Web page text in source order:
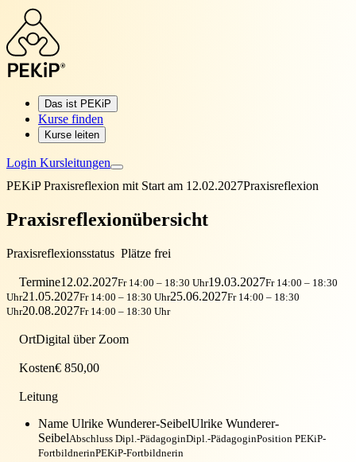
Das ist PEKiP
Kurse finden
Kurse leiten
Login Kursleitungen
PEKiP Praxisreflexion mit Start am 12.02.2027Praxisreflexion
Praxisreflexionübersicht
Praxisreflexionsstatus Plätze frei
Termine12.02.2027Fr 14:00 – 18:30 Uhr19.03.2027Fr 14:00 – 18:30
Uhr21.05.2027Fr 14:00 – 18:30 Uhr25.06.2027Fr 14:00 – 18:30
Uhr20.08.2027Fr 14:00 – 18:30 Uhr
OrtDigital über Zoom
Kosten€ 850,00
Leitung
Name Ulrike Wunderer-SeibelUlrike Wunderer-
SeibelAbschluss Dipl.-PädagoginDipl.-PädagoginPosition PEKiP-
FortbildnerinPEKiP-Fortbildnerin